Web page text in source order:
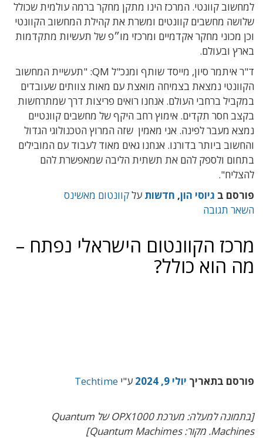
למחשוב קוונטי. המרכז הינו מתקן מחקר ברמה עולמית שכולל
שלושה מחשבים קוונטים ומשרת את קהילת המחשוב הקוונטי
וכן מכוני מחקר אקדמיים ומרכזי מו״פ של תעשיות מתקדמות
בארץ ובעולם.
ד"ר איתמר סיון, מייסד שותף ומנכ"ל QM: "תעשיית המחשוב
הקוונטי נמצאת בצמיחה מואצת עם מאות צוותים שעובדים
במקביל ברחבי העולם. אנחנו רואים פריצות דרך שמתרחשות
בקצב חסר תקדים. אימוץ רחב היקף של מחשבים קוונטיים
נמצא מעבר לפינה. אני מאמין שזה המרוץ הטכנולוגי הגדול
והחשוב ביותר בדורנו. אנחנו גאים מאוד לעבוד עם המובילים
בתחום ולספק להם את תשתית הליבה שמאפשרת להם
להצליח".
פורסם ב גיוסי הון, חדשות עלקוונטום מאשינס
השאר תגובה
מרכז הקוונטום הישראלי נפתח –
מה הוא כולל?
פורסם בתאריך יולי 9, 2024 ע"י Techtime
[בתמונה למעלה: מערכת OPX1000 של Quantum
Machines. מקור: Quantum Machimes]